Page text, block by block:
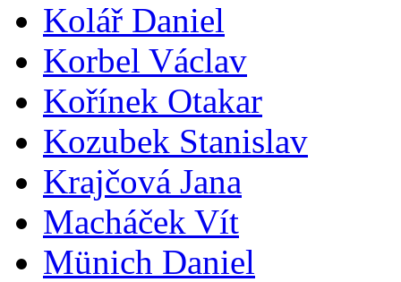
Kolář Daniel
Korbel Václav
Kořínek Otakar
Kozubek Stanislav
Krajčová Jana
Macháček Vít
Münich Daniel